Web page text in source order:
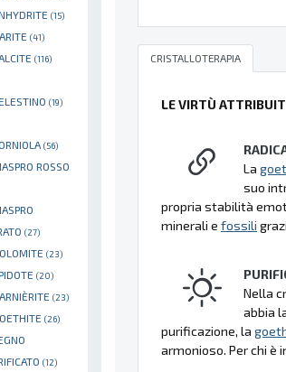
(15)
(41)
(116)
(19)
(56)
ROSSO
(27)
(23)
(20)
(23)
(26)
(12)
CRISTALLOTERAPIA
LE VIRTÙ
La
suo
propria stabilità
minerali e fossili
Nella
abbia
purificazione, la
armonioso. Per chi